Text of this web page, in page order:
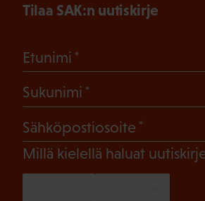
Tilaa SAK:n uutiskirje
Etunimi
Sukunimi
Sähköpostiosoite
Millä kielellä haluat